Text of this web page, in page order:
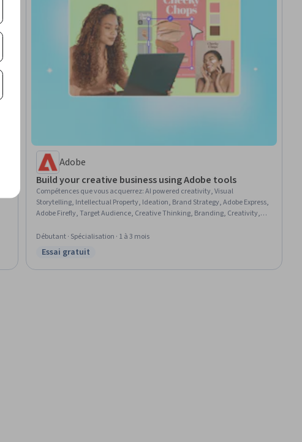
Adobe
Build your creative business using Adobe tools
Compétences que vous acquerrez:AI powered creativity, Visual
Storytelling, Intellectual Property, Ideation, Brand Strategy, Adobe Express,
Adobe Firefly, Target Audience, Creative Thinking, Branding, Creativity,
Illustrator, Business Strategy, Artificial Intelligence, Communication,
Digital Marketing
Débutant · Spécialisation · 1 à 3 mois
Statut : Essai gratuit
Essai gratuit